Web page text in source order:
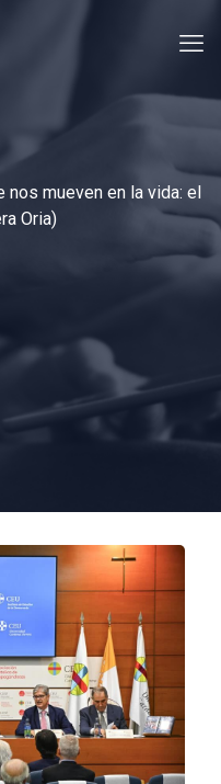
mueven en la vida: el
Oria)